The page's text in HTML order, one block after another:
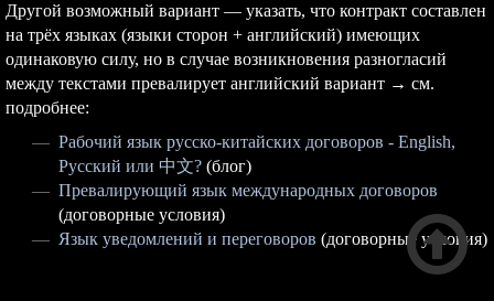
Другой возможный вариант — указать, что контракт составлен
на трёх языках (языки сторон + английский) имеющих
одинаковую силу, но в случае возникновения разногласий
между текстами превалирует английский вариант → см.
подробнее:
Рабочий язык русско-китайских договоров - English,
Русский или 中文? (блог)
Превалирующий язык международных договоров
(договорные условия)
Язык уведомлений и переговоров (договорные условия)
